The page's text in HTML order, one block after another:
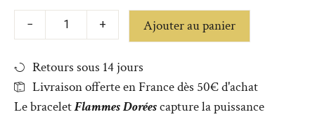
− + Ajouter au panier
Retours sous 14 jours
Livraison offerte en France dès 50€ d'achat
Le braceletFlammes Doréescapture la puissance